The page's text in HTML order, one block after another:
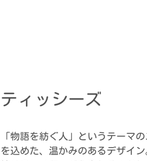
ティッシーズ
「物語を紡ぐ人」というテーマ
を込めた、温かみのあるデザイ